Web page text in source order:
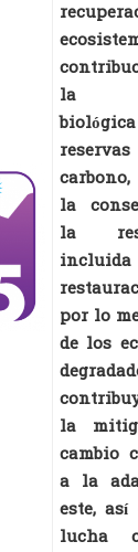
la
la
la
por lo
de los
la
cambio
a la
este,
lucha